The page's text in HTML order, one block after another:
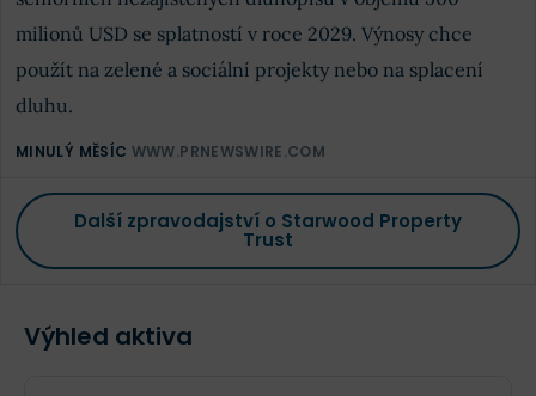
milionů USD se splatností v roce 2029. Výnosy chce
použít na zelené a sociální projekty nebo na splacení
dluhu.
MINULÝ MĚSÍC WWW.PRNEWSWIRE.COM
Další zpravodajství o Starwood Property
Trust
Výhled aktiva